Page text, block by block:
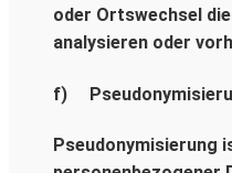
oder Ortswechsel
analysieren oder
f)
Pseudonymisierung